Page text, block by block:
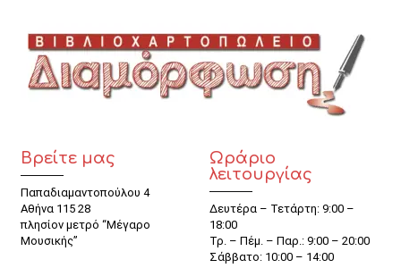
Βρείτε μας
Παπαδιαμαντοπούλου 4
Αθήνα 115 28
πλησίον μετρό “Μέγαρο
Μουσικής”
Ωράριο
λειτουργίας
Δευτέρα – Τετάρτη: 9:00 –
18:00
Τρ. – Πέμ. – Παρ.: 9:00 – 20:00
Σάββατο: 10:00 – 14:00